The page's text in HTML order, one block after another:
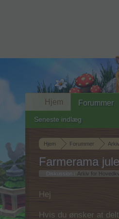
Hjem Forummer Arkiv
Farmerama
Diskussion i ' Arkiv for
Hej
Hvis du ønsker at
Hjem Forummer
Seneste indlæg